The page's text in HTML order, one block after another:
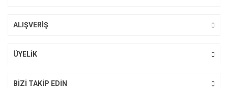
ALIŞVERİŞ
ÜYELİK
BİZİ TAKİP EDİN